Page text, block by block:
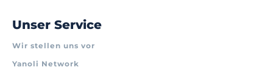
Unser Service
Wir stellen uns vor
Yanoli Network